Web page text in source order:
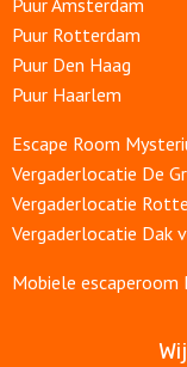
Puur Amsterdam
Puur Rotterdam
Puur Den Haag
Puur Haarlem
Escape Room
Vergaderlocatie De
Vergaderlocatie
Vergaderlocatie Dak
Mobiele escaperoom